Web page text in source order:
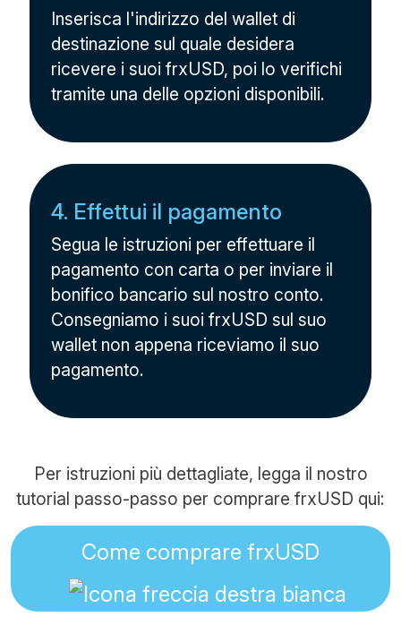
Inserisca l'indirizzo del wallet di
destinazione sul quale desidera
ricevere i suoi frxUSD, poi lo verifichi
tramite una delle opzioni disponibili.
4. Effettui il pagamento
Segua le istruzioni per effettuare il
pagamento con carta o per inviare il
bonifico bancario sul nostro conto.
Consegniamo i suoi frxUSD sul suo
wallet non appena riceviamo il suo
pagamento.
Per istruzioni più dettagliate, legga il nostro
tutorial passo-passo per comprare frxUSD qui:
Come comprare frxUSD